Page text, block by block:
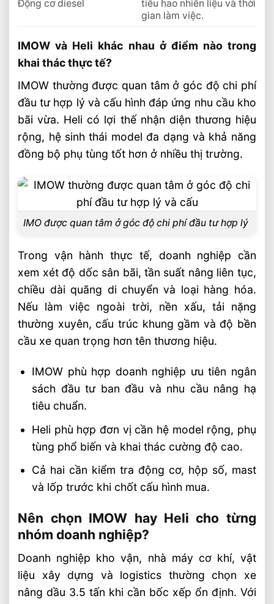
Động cơ diesel
tiêu hao nhiên liệu và thời
gian làm việc.
IMOW và Heli khác nhau ở điểm nào trong
khai thác thực tế?
IMOW thường được quan tâm ở góc độ chi phí
đầu tư hợp lý và cấu hình đáp ứng nhu cầu kho
bãi vừa. Heli có lợi thế nhận diện thương hiệu
rộng, hệ sinh thái model đa dạng và khả năng
đồng bộ phụ tùng tốt hơn ở nhiều thị trường.
IMO được quan tâm ở góc độ chi phí đầu tư hợp lý
Trong vận hành thực tế, doanh nghiệp cần
xem xét độ dốc sân bãi, tần suất nâng liên tục,
chiều dài quãng di chuyển và loại hàng hóa.
Nếu làm việc ngoài trời, nền xấu, tải nặng
thường xuyên, cấu trúc khung gầm và độ bền
cầu xe quan trọng hơn tên thương hiệu.
IMOW phù hợp doanh nghiệp ưu tiên ngân
sách đầu tư ban đầu và nhu cầu nâng hạ
tiêu chuẩn.
Heli phù hợp đơn vị cần hệ model rộng, phụ
tùng phổ biến và khai thác cường độ cao.
Cả hai cần kiểm tra động cơ, hộp số, mast
và lốp trước khi chốt cấu hình mua.
Nên chọn IMOW hay Heli cho từng
nhóm doanh nghiệp?
Doanh nghiệp kho vận, nhà máy cơ khí, vật
liệu xây dựng và logistics thường chọn xe
nâng dầu 3.5 tấn khi cần bốc xếp ổn định. Với